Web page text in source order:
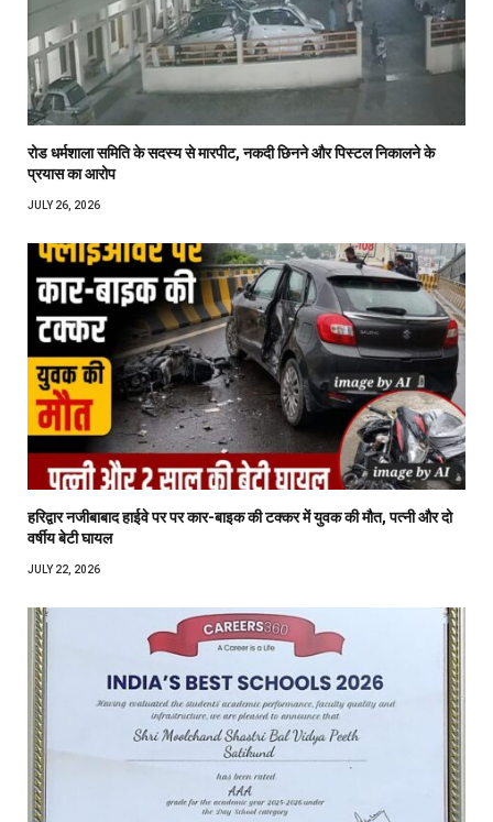
रोड धर्मशाला समिति के सदस्य से मारपीट, नकदी छिनने और पिस्टल निकालने के
प्रयास का आरोप
JULY 26, 2026
हरिद्वार नजीबाबाद हाईवे पर पर कार-बाइक की टक्कर में युवक की मौत, पत्नी और दो
वर्षीय बेटी घायल
JULY 22, 2026